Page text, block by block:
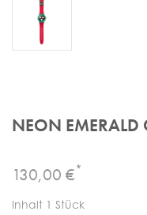
NEON EMERALD
130,00 €*
Inhalt 1 Stück